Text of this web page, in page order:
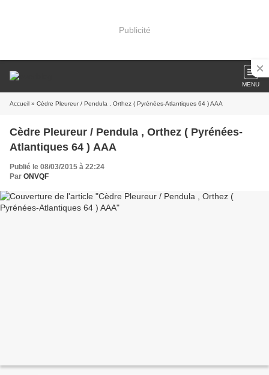
Publicité
MENU
Accueil » Cèdre Pleureur / Pendula , Orthez ( Pyrénées-Atlantiques 64 ) AAA
Cèdre Pleureur / Pendula , Orthez ( Pyrénées-
Atlantiques 64 ) AAA
Publié le 08/03/2015 à 22:24
Par ONVQF